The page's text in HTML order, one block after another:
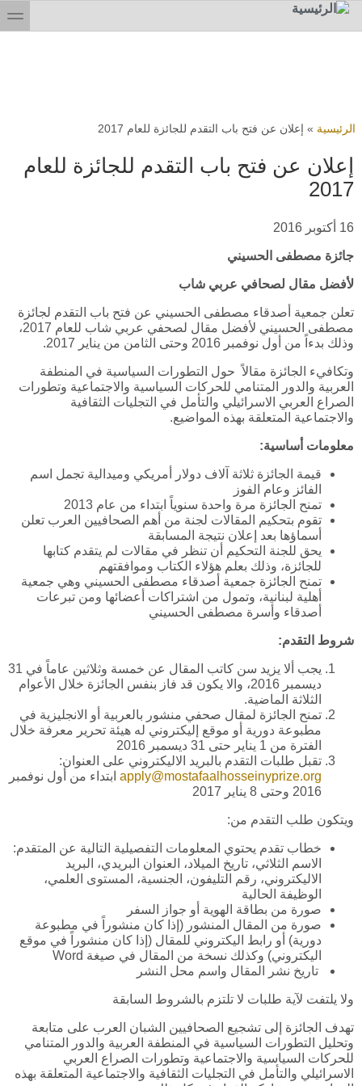
إلى المحتوى الرئيسي
Skip to
toggle
هنا
الرئيسية»إعلان عن فتح باب التقدم للجائزة للعام 2017
إعلان عن فتح باب التقدم للجائزة للعام
2017
16 أكتوبر 2016
جائزة مصطفى الحسيني
لأفضل مقال لصحافي عربي شاب
تعلن جمعية أصدقاء مصطفى الحسيني عن فتح باب التقدم لجائزة
مصطفى الحسيني لأفضل مقال لصحفي عربي شاب للعام 2017،
وذلك بدءاً من أول نوفمبر 2016 وحتى الثامن من يناير 2017.
وتكافيء الجائزة مقالاً حول التطورات السياسية في المنطفة
العربية والدور المتنامي للحركات السياسية والاجتماعية وتطورات
الصراع العربي الاسرائيلي والتأمل في التجليات الثقافية
والاجتماعية المتعلقة بهذه المواضيع.
معلومات أساسية:
قيمة الجائزة ثلاثة آلاف دولار أمريكي وميدالية تجمل اسم
الفائز وعام الفوز
تمنح الجائزة مرة واحدة سنوياً ابتداء من عام 2013
تقوم بتحكيم المقالات لجنة من أهم الصحافيين العرب تعلن
أسماؤها بعد إعلان نتيجة المسابقة
يحق للجنة التحكيم أن تنظر في مقالات لم يتقدم كتابها
للجائزة، وذلك بعلم هؤلاء الكتاب وموافقتهم
تمنح الجائزة جمعية أصدقاء مصطفى الحسيني وهي جمعية
أهلية لبنانية، وتمول من اشتراكات أعضائها ومن تبرعات
أصدقاء وأسرة مصطفى الحسيني
شروط التقدم:
يجب ألا يزيد سن كاتب المقال عن خمسة وثلاثين عاماً في 31
ديسمبر 2016، والا يكون قد فاز بنفس الجائزة خلال الأعوام
الثلاثة الماضية.
تمنح الجائزة لمقال صحفي منشور بالعربية أو الانجليزية في
مطبوعة دورية أو موقع إليكتروني له هيئة تحرير معرفة خلال
الفترة من 1 يناير حتى 31 ديسمبر 2016
تقبل طلبات التقدم بالبريد الاليكتروني على العنوان:
apply@mostafaalhosseinyprize.orgابتداء من أول نوفمبر
2016 وحتى 8 يناير 2017
ويتكون طلب التقدم من:
خطاب تقدم يحتوي المعلومات التفصيلية التالية عن المتقدم:
الاسم الثلاثي، تاريخ الميلاد، العنوان البريدي، البريد
الاليكتروني، رقم التليفون، الجنسية، المستوى العلمي،
الوظيفة الحالية
صورة من بطاقة الهوية أو جواز السفر
صورة من المقال المنشور (إذا كان منشوراً في مطبوعة
دورية) أو رابط اليكتروني للمقال (إذا كان منشوراً في موقع
اليكتروني) وكذلك نسخة من المقال في صيغة Word
تاريخ نشر المقال واسم محل النشر
ولا يلتفت لآية طلبات لا تلتزم بالشروط السابقة
تهدف الجائزة إلى تشجيع الصحافيين الشبان العرب على متابعة
وتحليل التطورات السياسية في المنطفة العربية والدور المتنامي
للحركات السياسية والاجتماعية وتطورات الصراع العربي
الاسرائيلي والتأمل في التجليات الثقافية والاجتماعية المتعلقة بهذه